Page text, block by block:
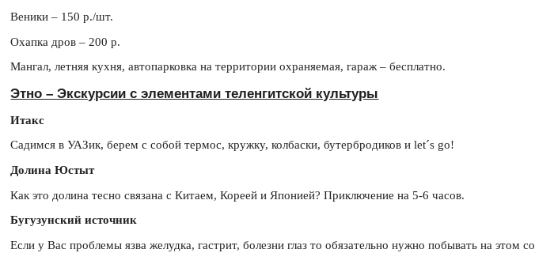
Веники – 150 р./шт.
Охапка дров – 200 р.
Мангал, летняя кухня, автопарковка на территории охраняемая, гараж – бесплатно.
Этно – Экскурсии с элементами теленгитской культуры
Итакс
Садимся в УАЗик, берем с собой термос, кружку, колбаски, бутербродиков и let´s go!
Долина Юстыт
Как это долина тесно связана с Китаем, Кореей и Японией? Приключение на 5-6 часов.
Бугузунский источник
Если у Вас проблемы язва желудка, гастрит, болезни глаз то обязательно нужно побывать на